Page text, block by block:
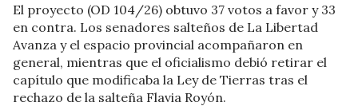
El proyecto (OD 104/26) obtuvo 37 votos a favor y 33
en contra. Los senadores salteños de La Libertad
Avanza y el espacio provincial acompañaron en
general, mientras que el oficialismo debió retirar el
capítulo que modificaba la Ley de Tierras tras el
rechazo de la salteña Flavia Royón.